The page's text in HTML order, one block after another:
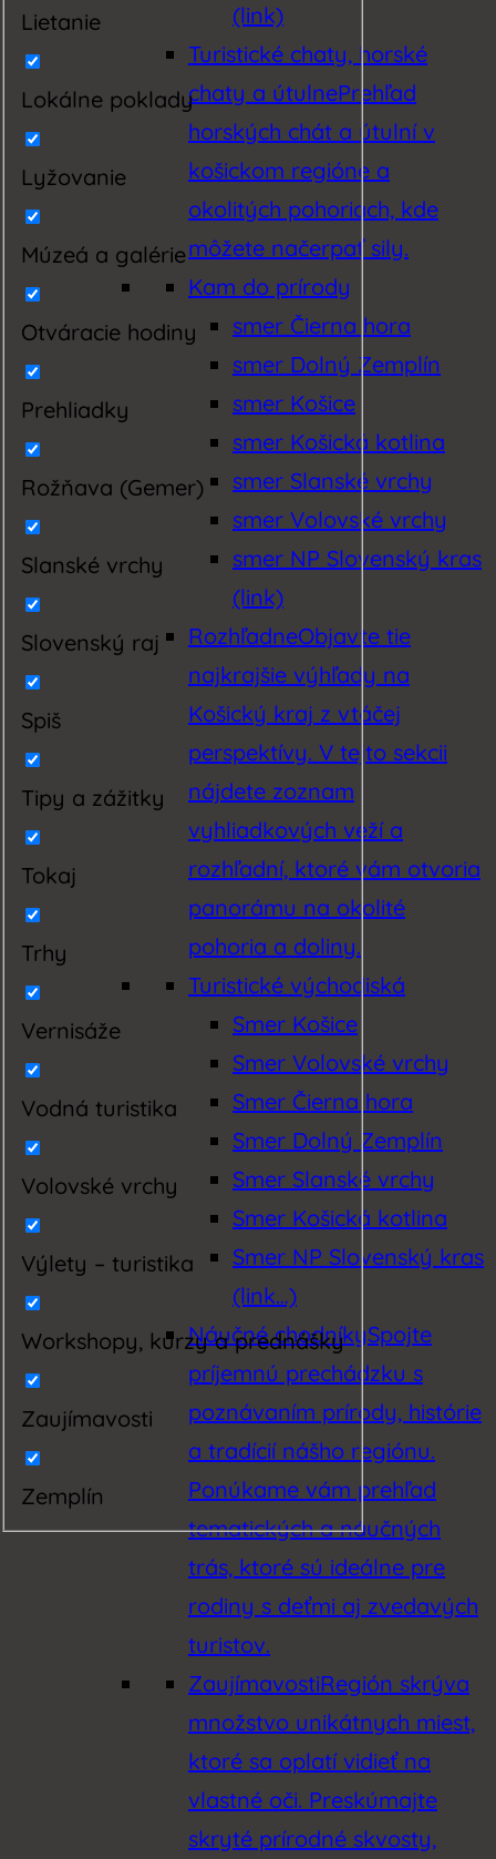
Lietanie
Lokálne poklady
Lyžovanie
Múzeá a galérie
Otváracie hodiny
Prehliadky
Rožňava (Gemer)
Slanské vrchy
Slovenský raj
Spiš
Tipy a zážitky
Tokaj
Trhy
Vernisáže
Vodná turistika
Volovské vrchy
Výlety – turistika
Workshopy, kurzy a prednášky
Zaujímavosti
Zemplín
(link)
Turistické chaty, horské
chaty a útulnePrehľad
horských chát a útulní v
košickom regióne a
okolitých pohoriach, kde
môžete načerpať sily.
Kam do prírody
smer Čierna hora
smer Dolný Zemplín
smer Košice
smer Košická kotlina
smer Slanské vrchy
smer Volovské vrchy
smer NP Slovenský kras
(link)
RozhľadneObjavte tie
najkrajšie výhľady na
Košický kraj z vtáčej
perspektívy. V tejto sekcii
nájdete zoznam
vyhliadkových veží a
rozhľadní, ktoré vám otvoria
panorámu na okolité
pohoria a doliny.
Turistické východiská
Smer Košice
Smer Volovské vrchy
Smer Čierna hora
Smer Dolný Zemplín
Smer Slanské vrchy
Smer Košická kotlina
Smer NP Slovenský kras
(link…)
Náučné chodníkySpojte
príjemnú prechádzku s
poznávaním prírody, histórie
a tradícií nášho regiónu.
Ponúkame vám prehľad
tematických a náučných
trás, ktoré sú ideálne pre
rodiny s deťmi aj zvedavých
turistov.
ZaujímavostiRegión skrýva
množstvo unikátnych miest,
ktoré sa oplatí vidieť na
vlastné oči. Preskúmajte
skryté prírodné skvosty,